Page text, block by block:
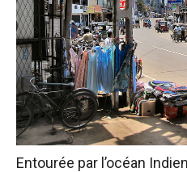
Entourée par l’océan